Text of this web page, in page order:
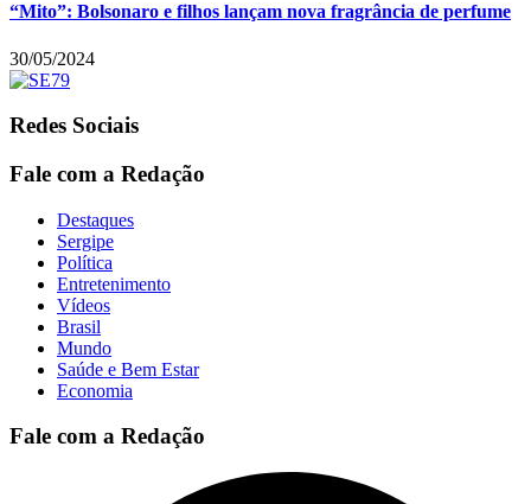
“Mito”: Bolsonaro e filhos lançam nova fragrância de perfume
30/05/2024
Redes Sociais
Fale com a Redação
Destaques
Sergipe
Política
Entretenimento
Vídeos
Brasil
Mundo
Saúde e Bem Estar
Economia
Fale com a Redação